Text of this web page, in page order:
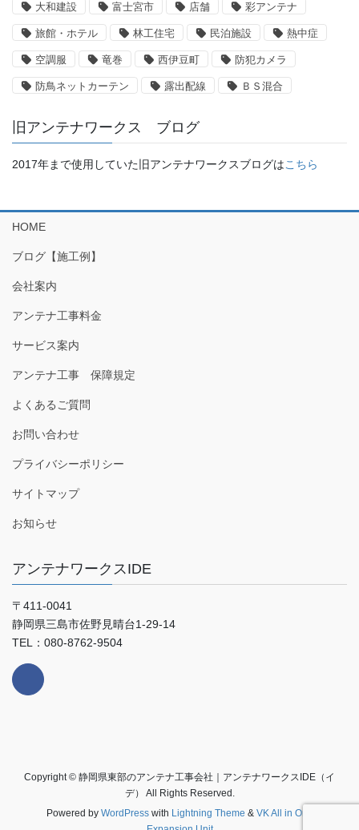
大和建設 富士宮市 店舗 彩アンテナ
旅館・ホテル 林工住宅 民泊施設 熱中症
空調服 竜巻 西伊豆町 防犯カメラ
防鳥ネットカーテン 露出配線 ＢＳ混合
旧アンテナワークス ブログ
2017年まで使用していた旧アンテナワークスブログはこちら
HOME
ブログ【施工例】
会社案内
アンテナ工事料金
サービス案内
アンテナ工事 保障規定
よくあるご質問
お問い合わせ
プライバシーポリシー
サイトマップ
お知らせ
アンテナワークスIDE
〒411-0041
静岡県三島市佐野見晴台1-29-14
TEL：080-8762-9504
Copyright © 静岡県東部のアンテナ工事会社｜アンテナワークスIDE（イ
デ） All Rights Reserved.
Powered by WordPresswith Lightning Theme & VK All in One